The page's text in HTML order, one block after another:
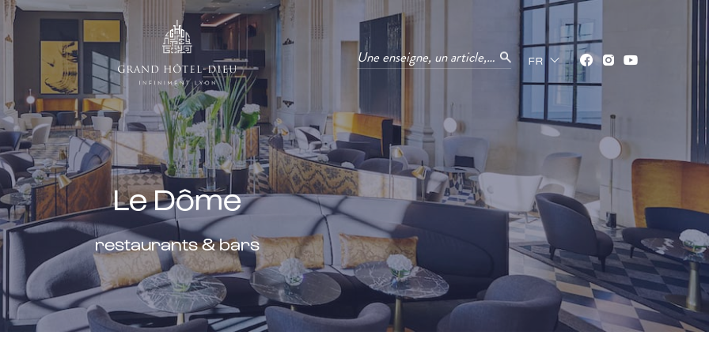
Une enseigne, un article, un service ? FR
Le Dôme
restaurants & bars